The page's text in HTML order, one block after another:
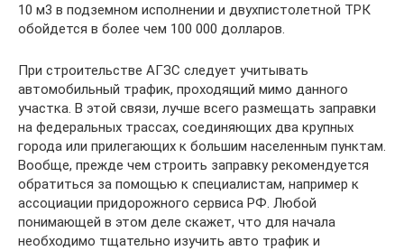
10 м3 в подземном исполнении и двухпистолетной ТРК
обойдется в более чем 100 000 долларов.
При строительстве АГЗС следует учитывать
автомобильный трафик, проходящий мимо данного
участка. В этой связи, лучше всего размещать заправки
на федеральных трассах, соединяющих два крупных
города или прилегающих к большим населенным пунктам.
Вообще, прежде чем строить заправку рекомендуется
обратиться за помощью к специалистам, например к
ассоциации придорожного сервиса РФ. Любой
понимающей в этом деле скажет, что для начала
необходимо тщательно изучить авто трафик и